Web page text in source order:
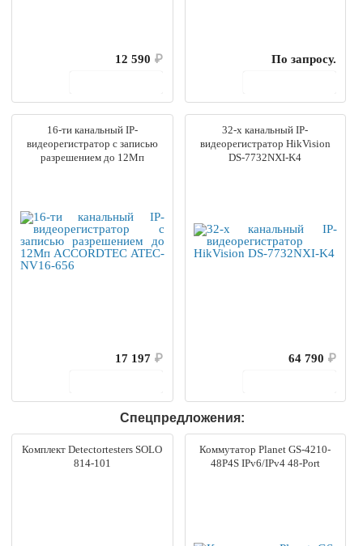
12 590 ₽
По запросу.
16-ти канальный IP-
видеорегистратор с записью
разрешением до 12Mп
17 197 ₽
32-х канальный IP-
видеорегистратор HikVision
DS-7732NXI-K4
64 790 ₽
Спецпредложения:
Комплект Detectortesters SOLO
814-101
Коммутатор Planet GS-4210-
48P4S IPv6/IPv4 48-Port